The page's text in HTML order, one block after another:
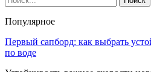
Популярное
Первый сапборд: как выбрать
по воде